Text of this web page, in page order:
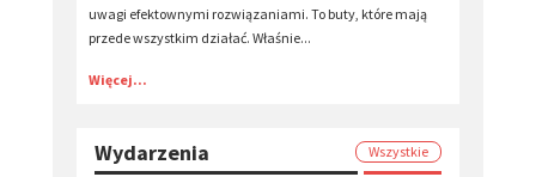
uwagi efektownymi rozwiązaniami. To buty, które mają
przede wszystkim działać. Właśnie...
Więcej...
Wydarzenia Wszystkie